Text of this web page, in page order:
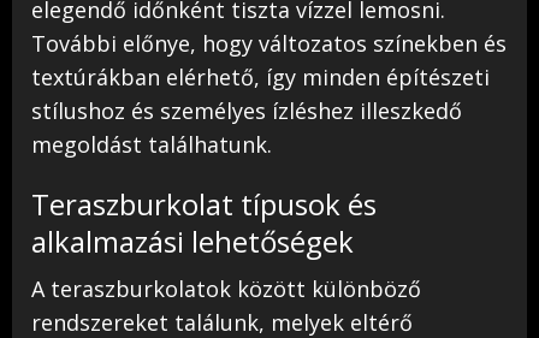
elegendő időnként tiszta vízzel lemosni.
További előnye, hogy változatos színekben és
textúrákban elérhető, így minden építészeti
stílushoz és személyes ízléshez illeszkedő
megoldást találhatunk.
Teraszburkolat típusok és
alkalmazási lehetőségek
A teraszburkolatok között különböző
rendszereket találunk, melyek eltérő